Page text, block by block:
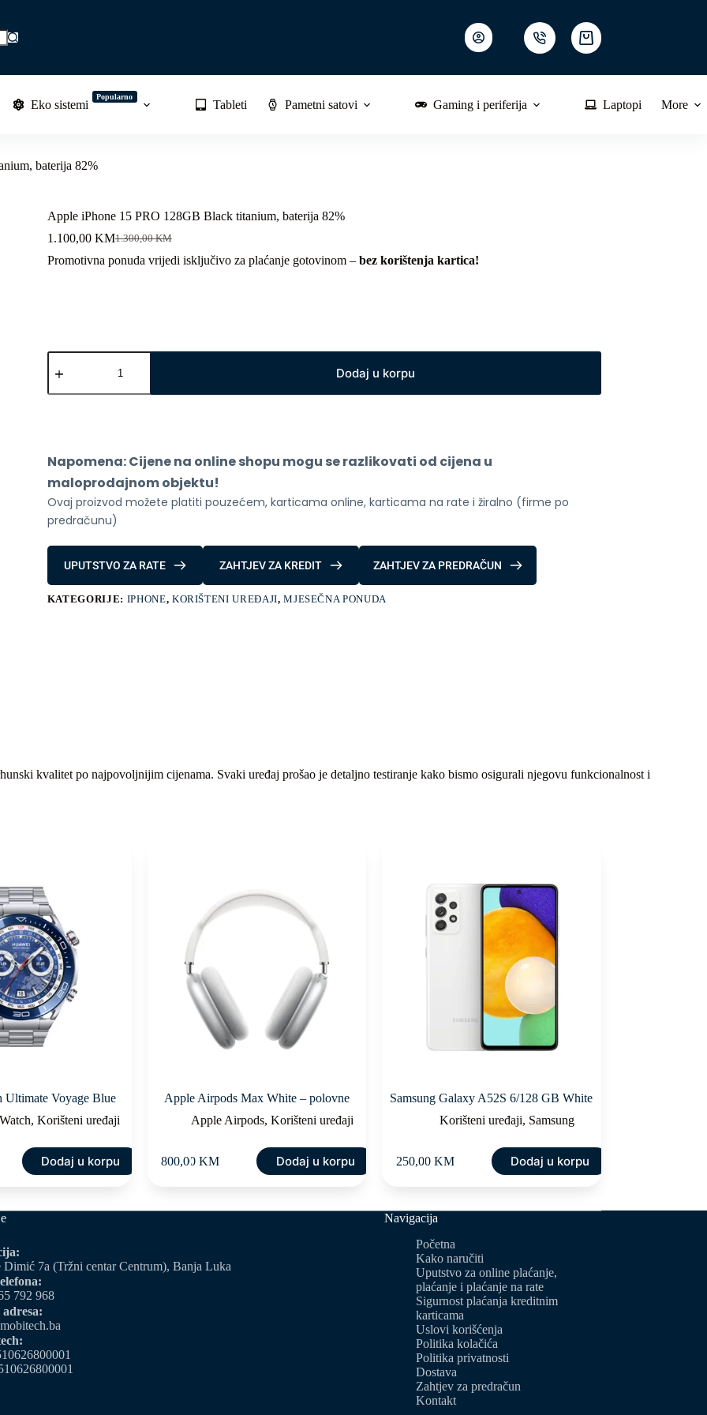
Shopping
cart
Eko sistemi
Popularno
Tableti Pametni satovi Gaming i periferija Laptopi More
baterija 82%
Apple iPhone 15 PRO 128GB Black titanium, baterija 82%
1.300,00KM
Original
price
1.100,00 KMCurrent
price
Promotivna ponuda vrijedi isključivo za plaćanje gotovinom – bez korištenja kartica!
Apple
iPhone
PRO
82%
količina
Dodaj u korpu
Napomena: Cijene na online shopu mogu se razlikovati od cijena u
maloprodajnom objektu!
Ovaj proizvod možete platiti pouzećem, karticama online, karticama na rate i žiralno (firme po
predračunu)
UPUTSTVO ZA RATE ZAHTJEV ZA KREDIT ZAHTJEV ZA PREDRAČUN
KATEGORIJE: IPHONE, KORIŠTENI UREĐAJI,MJESEČNA PONUDA
kvalitet po najpovoljnijim cijenama. Svaki uređaj prošao je detaljno testiranje kako bismo osigurali njegovu funkcionalnost i
Ultimate Voyage Blue
, Korišteni uređaji
Dodaj u korpu
Apple Airpods Max White – polovne
Apple Airpods,Korišteni uređaji
800,00KM Dodaj u korpu
Samsung Galaxy A52S 6/128 GB White
Korišteni uređaji, Samsung
250,00 KM Dodaj u korpu
Dimić 7a (Tržni centar Centrum), Banja Luka
792 968
Navigacija
Početna
Kako naručiti
Uputstvo za online plaćanje,
plaćanje i plaćanje na rate
Sigurnost plaćanja kreditnim
karticama
Uslovi korišćenja
Politika kolačića
Politika privatnosti
Dostava
Zahtjev za predračun
Kontakt